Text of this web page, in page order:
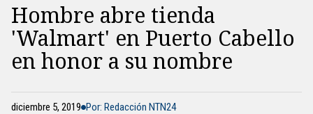
Hombre abre tienda
'Walmart' en Puerto Cabello
en honor a su nombre
diciembre 5, 2019 Por: Redacción NTN24